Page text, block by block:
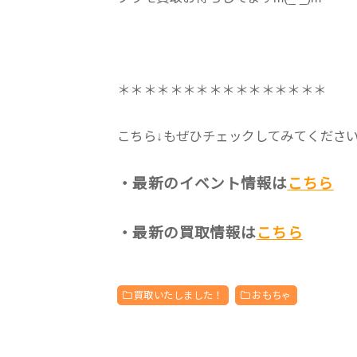
＊＊＊＊＊＊＊＊＊＊＊＊＊＊＊＊
こちら↓もぜひチェックしてみてくださ
・最新のイベント情報はこちら
・最新の買取情報はこちら
買取いたしました！ おもちゃ